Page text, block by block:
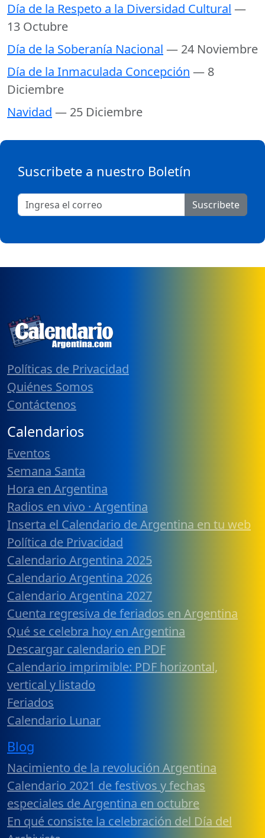
Día de la Respeto a la Diversidad Cultural —
13 Octubre
Día de la Soberanía Nacional — 24 Noviembre
Día de la Inmaculada Concepción — 8
Diciembre
Navidad — 25 Diciembre
Suscribete a nuestro Boletín
Suscribete
Políticas de Privacidad
Quiénes Somos
Contáctenos
Calendarios
Eventos
Semana Santa
Hora en Argentina
Radios en vivo · Argentina
Inserta el Calendario de Argentina en tu web
Política de Privacidad
Calendario Argentina 2025
Calendario Argentina 2026
Calendario Argentina 2027
Cuenta regresiva de feriados en Argentina
Qué se celebra hoy en Argentina
Descargar calendario en PDF
Calendario imprimible: PDF horizontal,
vertical y listado
Feriados
Calendario Lunar
Blog
Nacimiento de la revolución Argentina
Calendario 2021 de festivos y fechas
especiales de Argentina en octubre
En qué consiste la celebración del Día del